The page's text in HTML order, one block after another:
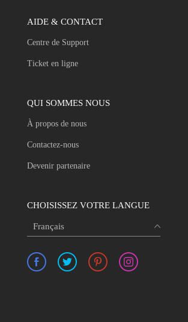
AIDE & CONTACT
Centre de Support
Ticket en ligne
QUI SOMMES NOUS
À propos de nous
Contactez-nous
Devenir partenaire
CHOISISSEZ VOTRE LANGUE
Français